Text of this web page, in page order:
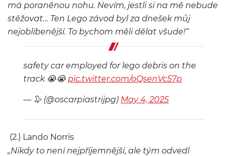
má poraněnou nohu. Nevím, jestli si na mě nebude
stěžovat… Ten Lego závod byl za dnešek můj
nejoblíbenější. To bychom měli dělat všude!“
safety car employed for lego debris on the
track 😭😭pic.twitter.com/oQsenVc57p
— 🦭 (@oscarpiastrijpg) May 4, 2025
(2.) Lando Norris
„Nikdy to není nejpříjemnější, ale tým odvedl